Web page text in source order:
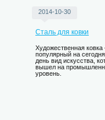
2014-10-30
Сталь для ковки
Художественная ковка
популярный на
день вид искусства,
вышел на
уровень.